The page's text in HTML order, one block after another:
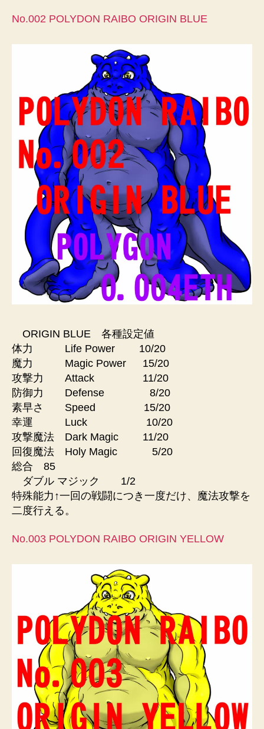
No.002 POLYDON RAIBO ORIGIN BLUE
ORIGIN BLUE 各種設定値
体力 Life Power 10/20
魔力 Magic Power 15/20
攻撃力 Attack 11/20
防御力 Defense 8/20
素早さ Speed 15/20
幸運 Luck 10/20
攻撃魔法 Dark Magic 11/20
回復魔法 Holy Magic 5/20
総合 85
ダブル マジック 1/2
特殊能力↑一回の戦闘につき一度だけ、魔法攻撃を
二度行える。
No.003 POLYDON RAIBO ORIGIN YELLOW